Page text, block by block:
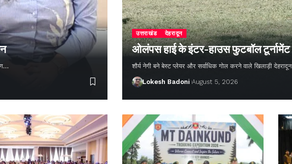
उत्तराखंड देहरादून
ओलंपस हाई के इंटर-हाउस फुटबॉल टूर्नामेंट
शौर्य नेगी बने बेस्ट प्लेयर और सर्वाधिक गोल करने वाले खिलाड़ी
Lokesh Badoni August 5, 2026